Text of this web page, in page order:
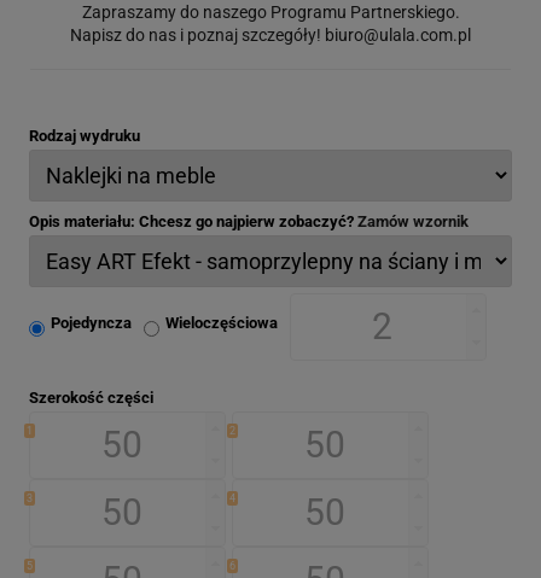
Zapraszamy do naszego Programu Partnerskiego.
Napisz do nas i poznaj szczegóły! biuro@ulala.com.pl
Rodzaj wydruku
Opis materiału: Chcesz go najpierw zobaczyć? Zamów wzornik
Pojedyncza Wieloczęściowa
Szerokość części
1 2
3 4
5 6